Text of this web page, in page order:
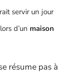
servir un jour
d’un maison
résume pas à